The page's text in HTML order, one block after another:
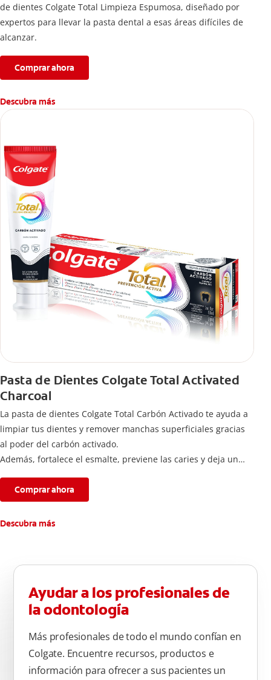
de dientes Colgate Total Limpieza Espumosa, diseñado por
expertos para llevar la pasta dental a esas áreas difíciles de
alcanzar.
Comprar ahora
Descubra más
Pasta de Dientes Colgate Total Activated
Charcoal
La pasta de dientes Colgate Total Carbón Activado te ayuda a
limpiar tus dientes y remover manchas superficiales gracias
al poder del carbón activado.
Además, fortalece el esmalte, previene las caries y deja un
Comprar ahora
Descubra más
Ayudar a los profesionales de
la odontología
Más profesionales de todo el mundo confían en
Colgate. Encuentre recursos, productos e
información para ofrecer a sus pacientes un